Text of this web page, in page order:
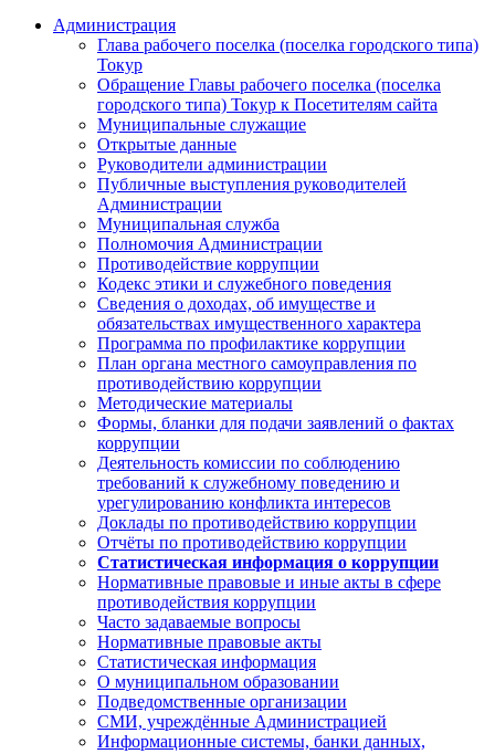
Администрация
Глава рабочего поселка (поселка городского типа)
Токур
Обращение Главы рабочего поселка (поселка
городского типа) Токур к Посетителям сайта
Муниципальные служащие
Открытые данные
Руководители администрации
Публичные выступления руководителей
Администрации
Муниципальная служба
Полномочия Администрации
Противодействие коррупции
Кодекс этики и служебного поведения
Сведения о доходах, об имуществе и
обязательствах имущественного характера
Программа по профилактике коррупции
План органа местного самоуправления по
противодействию коррупции
Методические материалы
Формы, бланки для подачи заявлений о фактах
коррупции
Деятельность комиссии по соблюдению
требований к служебному поведению и
урегулированию конфликта интересов
Доклады по противодействию коррупции
Отчёты по противодействию коррупции
Статистическая информация о коррупции
Нормативные правовые и иные акты в сфере
противодействия коррупции
Часто задаваемые вопросы
Нормативные правовые акты
Статистическая информация
О муниципальном образовании
Подведомственные организации
СМИ, учреждённые Администрацией
Информационные системы, банки данных,